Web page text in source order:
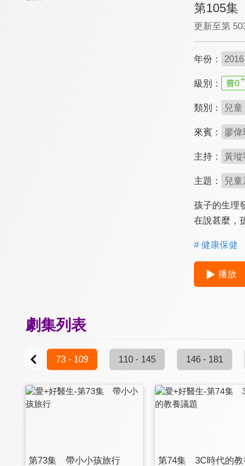
第105集
更新至第
年份： 2016
級別：
類別： 兒童
來賓： 廖偉
主持： 黃瑽
主題： 兒童
孩子的生理
在說甚麼，
# 健康保健
播放
劇集列表
73 - 109 110 - 145 146 - 181
第73集 帶小小孩旅行